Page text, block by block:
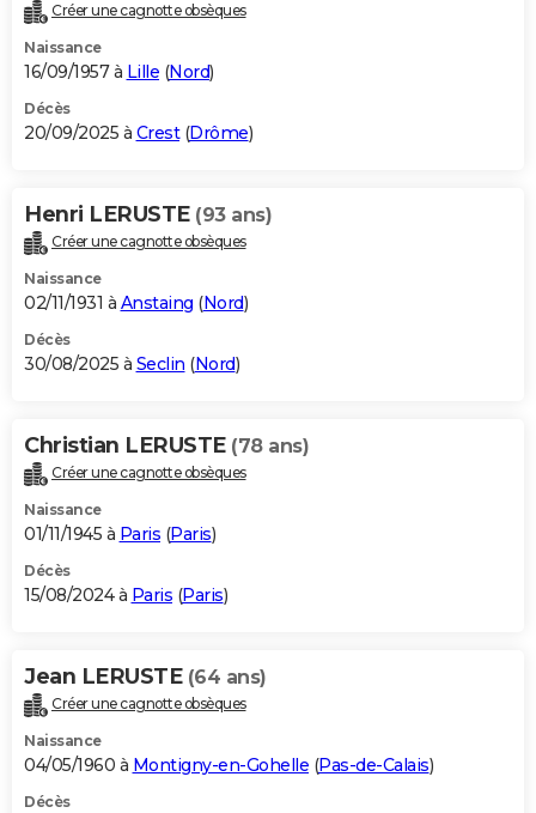
Créer une cagnotte obsèques
Naissance
16/09/1957 à Lille (Nord)
Décès
20/09/2025 à Crest(Drôme)
Henri LERUSTE (93 ans)
Créer une cagnotte obsèques
Naissance
02/11/1931 à Anstaing (Nord)
Décès
30/08/2025 à Seclin (Nord)
Christian LERUSTE (78 ans)
Créer une cagnotte obsèques
Naissance
01/11/1945 à Paris (Paris)
Décès
15/08/2024 à Paris (Paris)
Jean LERUSTE (64 ans)
Créer une cagnotte obsèques
Naissance
04/05/1960 à Montigny-en-Gohelle (Pas-de-Calais)
Décès